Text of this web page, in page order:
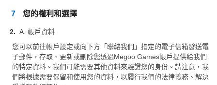
7 您的權利和選擇
A. 帳戶資料
您可以前往帳戶設定或向下方「聯絡我們」指定的電子信箱發送電
子郵件，存取、更新或刪除您透過Megoo Games帳戶提供給我們
的特定資料。我們可能需要其他資料來驗證您的身份。請注意，我
們將根據需要保留和使用您的資料，以履行我們的法律義務、解決